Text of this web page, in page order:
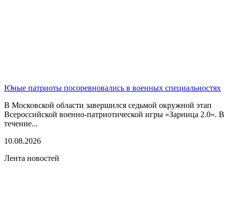
Юные патриоты посоревновались в военных специальностях
В Московской области завершился седьмой окружной этап
Всероссийской военно-патриотической игры «Зарница 2.0». В
течение...
10.08.2026
Лента новостей